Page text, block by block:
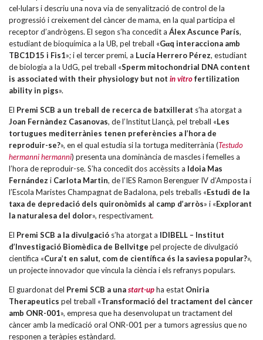
cel·lulars i descriu una nova via de senyalització de control de la
progressió i creixement del càncer de mama, en la qual participa el
receptor d’andrògens. El segon s’ha concedit a Álex Ascunce París
estudiant de bioquímica a la UB, pel treball «Gαq interacciona amb
TBC1D15 i Fis1»; i el tercer premi, a Lucía Herrero Pérez , estudiant
de biologia a la UdG, pel treball «Sperm mitochondrial DNA content
is associated with their physiology but not in vitrofertilization
ability in pigs».
El Premi SCB a un treball de recerca de batxillerat s’ha atorgat a
Joan Fernàndez Casanovas , de l’Institut Llançà, pel treball «Les
tortugues mediterrànies tenen preferències a l’hora de
reproduir-se?», en el qual estudia si la tortuga mediterrània (Testudo
hermanni hermanni) presenta una dominància de mascles i femelles a
l’hora de reproduir-se. S’ha concedit dos accèssits a Idoia Mas
Fernández i Carlota Martin , de l’IES Ramon Berenguer IV d’Amposta i
l’Escola Maristes Champagnat de Badalona, pels treballs «Estudi de la
taxa de depredació dels quironòmids al camp d’arròs» i «Explorant
la naturalesa del dolor», respectivament
El Premi SCB a la divulgació s’ha atorgat a IDIBELL – Institut
d’Investigació Biomèdica de Bellvitge pel projecte de divulgació
científica «Cura’t en salut, com de científica és la saviesa popular?»,
un projecte innovador que vincula la ciència i els refranys populars.
El guardonat del Premi SCB a unastart-upha estat Oniria
Therapeutics pel treball «Transformació del tractament del càncer
amb ONR-001», empresa que ha desenvolupat un tractament del
càncer amb la medicació oral ONR-001 per a tumors agressius que no
responen a teràpies estàndard.